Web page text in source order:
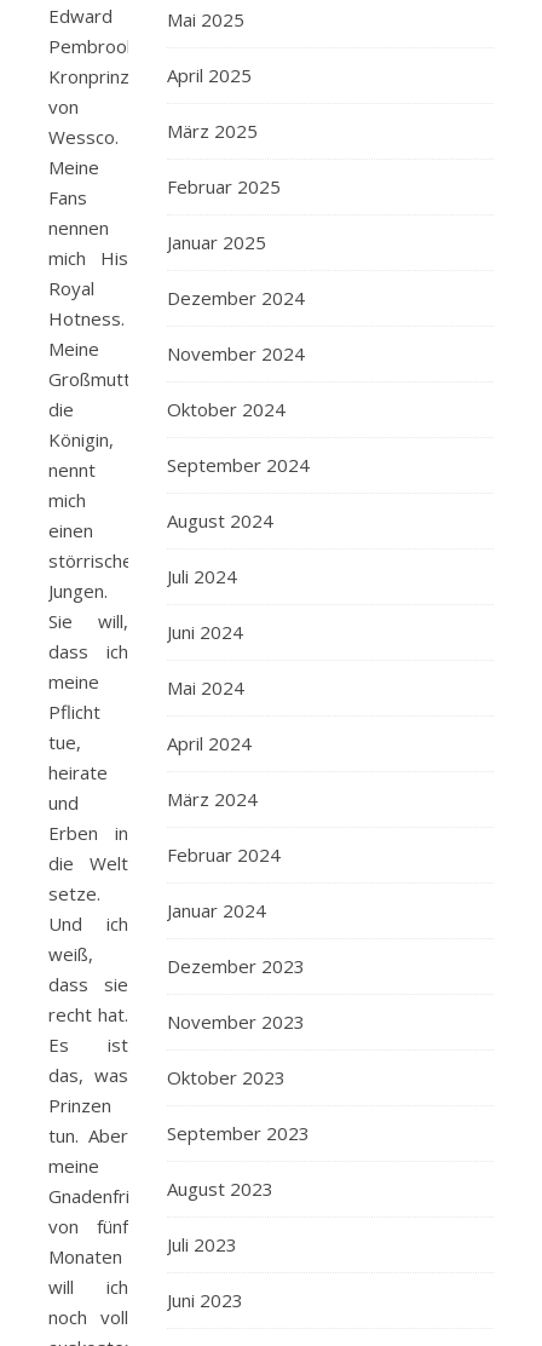
Edward
Pembrook,
Kronprinz
von
Wessco.
Meine
Fans
nennen
mich His
Royal
Hotness.
Meine
Großmutter,
die
Königin,
nennt
mich
einen
störrischen
Jungen.
Sie will,
dass ich
meine
Pflicht
tue,
heirate
und
Erben in
die Welt
setze.
Und ich
weiß,
dass sie
recht hat.
Es ist
das, was
Prinzen
tun. Aber
meine
Gnadenfrist
von fünf
Monaten
will ich
noch voll
Mai 2025
April 2025
März 2025
Februar 2025
Januar 2025
Dezember 2024
November 2024
Oktober 2024
September 2024
August 2024
Juli 2024
Juni 2024
Mai 2024
April 2024
März 2024
Februar 2024
Januar 2024
Dezember 2023
November 2023
Oktober 2023
September 2023
August 2023
Juli 2023
Juni 2023